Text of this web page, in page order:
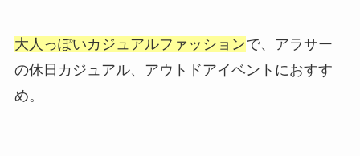
大人っぽいカジュアルファッションで、アラサー
の休日カジュアル、アウトドアイベントにおすす
め。